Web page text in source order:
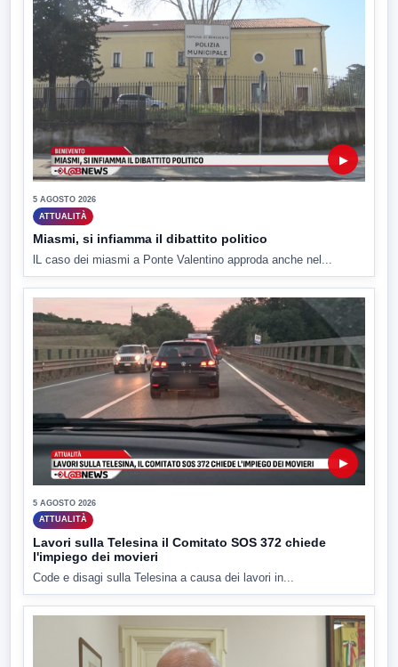
▶
5 AGOSTO 2026
ATTUALITÀ
Miasmi, si infiamma il dibattito politico
lL caso dei miasmi a Ponte Valentino approda anche nel...
▶
5 AGOSTO 2026
ATTUALITÀ
Lavori sulla Telesina il Comitato SOS 372 chiede
l'impiego dei movieri
Code e disagi sulla Telesina a causa dei lavori in...